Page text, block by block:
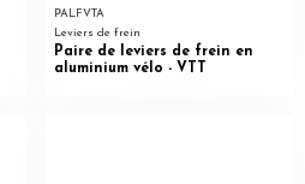
PALFVTA
Leviers de frein
Paire de leviers de frein en
aluminium vélo - VTT